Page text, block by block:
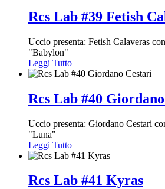
Rcs Lab #39 Fetish
Uccio presenta: Fetish Calaveras
"Babylon"
Leggi Tutto
Rcs Lab #40
Uccio presenta: Giordano Cestari
"Luna"
Leggi Tutto
Rcs Lab #41 Kyras